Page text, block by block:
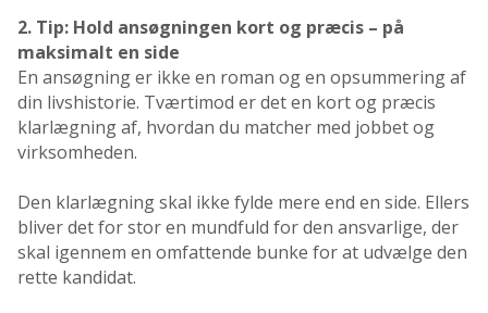
2. Tip: Hold ansøgningen kort og præcis – på
maksimalt en side
En ansøgning er ikke en roman og en opsummering af
din livshistorie. Tværtimod er det en kort og præcis
klarlægning af, hvordan du matcher med jobbet og
virksomheden.
Den klarlægning skal ikke fylde mere end en side. Ellers
bliver det for stor en mundfuld for den ansvarlige, der
skal igennem en omfattende bunke for at udvælge den
rette kandidat.